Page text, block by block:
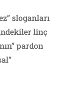
sloganları
linç
pardon